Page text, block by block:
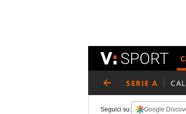
SERIE A
Seguici su: Google